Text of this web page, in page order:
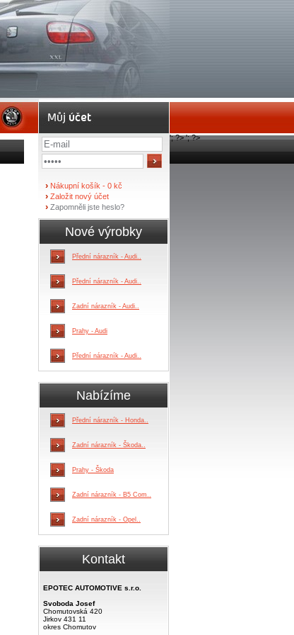
› Nákupní košík - 0 kč
› Založit nový účet
› Zapomněli jste heslo?
Nové výrobky
Přední nárazník - Audi..
Přední nárazník - Audi..
Zadní nárazník - Audi..
Prahy - Audi
Přední nárazník - Audi..
Nabízíme
Přední nárazník - Honda..
Zadní nárazník - Škoda..
Prahy - Škoda
Zadní nárazník - B5 Com..
Zadní nárazník - Opel..
Kontakt
EPOTEC AUTOMOTIVE s.r.o.
Svoboda Josef
Chomutovská 420
Jirkov 431 11
okres Chomutov
'; ?>'; ?>